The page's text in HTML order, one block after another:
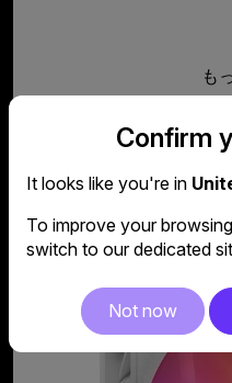
も
SickleFlow Edge 120
Confirm
It looks like you're in
To improve your
switch to our dedicated
Not now